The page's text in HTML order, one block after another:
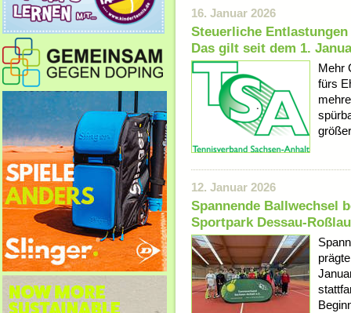
16. Januar 2026
Steuerliche
Das gilt seit dem 1.
Mehr
fürs
12. Januar 2026
Spannende Ballwechsel
Sportpark Dessau-Roßlau